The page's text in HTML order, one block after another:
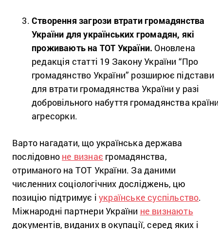
Створення загрози втрати громадянства
України для українських громадян, які
проживають на ТОТ України. Оновлена
редакція статті 19 Закону України “Про
громадянство України” розширює підстави
для втрати громадянства України у разі
добровільного набуття громадянства
агресорки.
Варто нагадати, що українська держава
послідовно не визнає громадянства,
отриманого на ТОТ України. За даними
численних соціологічних досліджень, цю
позицію підтримує і українське суспільство.
Міжнародні партнери України не визнають
документів, виданих в окупації, серед яких і